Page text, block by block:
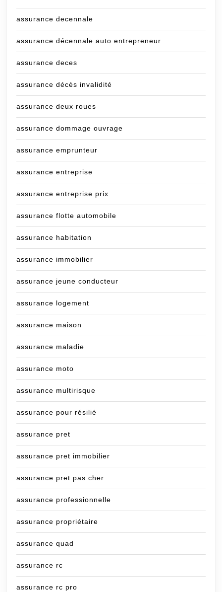
assurance decennale
assurance décennale auto entrepreneur
assurance deces
assurance décès invalidité
assurance deux roues
assurance dommage ouvrage
assurance emprunteur
assurance entreprise
assurance entreprise prix
assurance flotte automobile
assurance habitation
assurance immobilier
assurance jeune conducteur
assurance logement
assurance maison
assurance maladie
assurance moto
assurance multirisque
assurance pour résilié
assurance pret
assurance pret immobilier
assurance pret pas cher
assurance professionnelle
assurance propriétaire
assurance quad
assurance rc
assurance rc pro